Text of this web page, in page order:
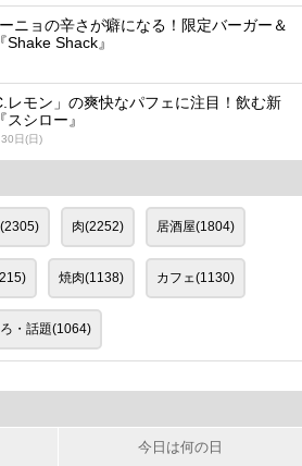
ニョの辛さが癖になる！限定バーガー＆
Shack』
レモン」の爽快なパフェに注目！飲む新
シロー』
日(日)
肉(2252) 居酒屋(1804)
焼肉(1138) カフェ(1130)
・話題(1064)
今日は何の日